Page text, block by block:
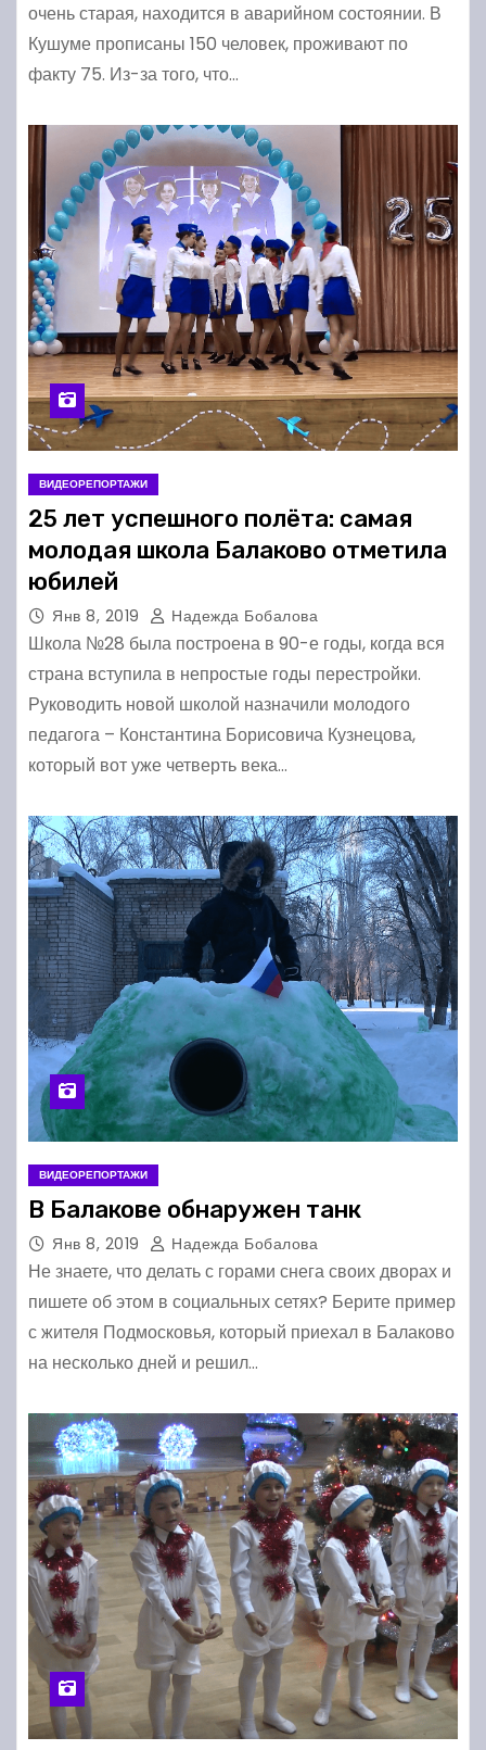
очень старая, находится в аварийном состоянии. В
Кушуме прописаны 150 человек, проживают по
факту 75. Из-за того, что…
ВИДЕОРЕПОРТАЖИ
25 лет успешного полёта: самая
молодая школа Балаково отметила
юбилей
Янв 8, 2019 Надежда Бобалова
Школа №28 была построена в 90-е годы, когда вся
страна вступила в непростые годы перестройки.
Руководить новой школой назначили молодого
педагога – Константина Борисовича Кузнецова,
который вот уже четверть века…
ВИДЕОРЕПОРТАЖИ
В Балакове обнаружен танк
Янв 8, 2019 Надежда Бобалова
Не знаете, что делать с горами снега своих дворах и
пишете об этом в социальных сетях? Берите пример
с жителя Подмосковья, который приехал в Балаково
на несколько дней и решил…